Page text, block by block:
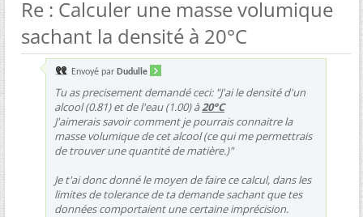
Re : Calculer une masse volumique
sachant la densité à 20°C
Envoyé par Dudulle
Tu as precisement demandé ceci: "J'ai le densité d'un
alcool (0.81) et de l'eau (1.00) à20°C
J'aimerais savoir comment je pourrais connaitre la
masse volumique de cet alcool (ce qui me permettrais
de trouver une quantité de matière.)"
Je t'ai donc donné le moyen de faire ce calcul, dans les
limites de tolerance de ta demande sachant que tes
données comportaient une certaine imprécision.